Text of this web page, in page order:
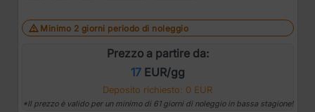
Minimo 2 giorni periodo di noleggio
Prezzo a partire da:
17EUR/gg
Deposito richiesto: 0 EUR
*Il prezzo è valido per un minimo di 61 giorni di noleggio in bassa stagione!